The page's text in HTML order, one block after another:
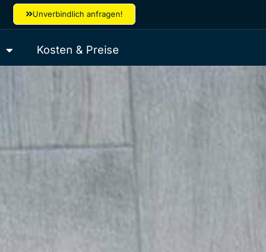
Unverbindlich anfragen!
Kosten & Preise